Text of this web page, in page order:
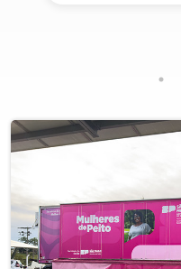
SESI, ampliando o
retomar os estudos.A
Jovens e Adultos
oferecida em Sete
passou por uma
com o SESI, a
o Ensino Fundamental
Médio, ampliando
para que jovens e